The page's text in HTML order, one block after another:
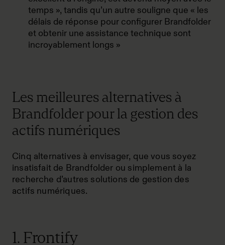
temps », tandis qu’un autre souligne que « les
délais de réponse pour configurer Brandfolder
et obtenir une assistance technique sont
incroyablement longs »
Les meilleures alternatives à
Brandfolder pour la gestion des
actifs numériques
Cinq alternatives à envisager, que vous soyez
insatisfait de Brandfolder ou simplement à la
recherche d’autres solutions de gestion des
actifs numériques.
1. Frontify